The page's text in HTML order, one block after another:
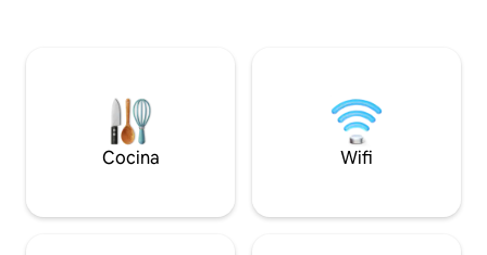
caminatas inspiradoras por nuestros
excepcionales senderos privados.
¡Únete a una clase de yoga con un
Galápagos que
ver.
Cocina Wifi